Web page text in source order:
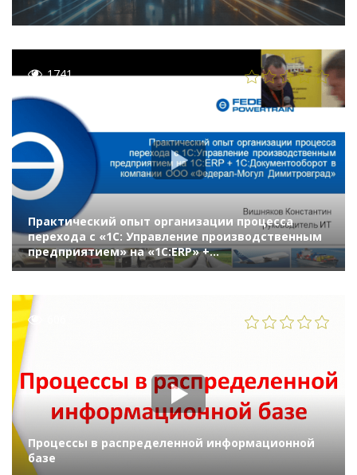
1741
Практический опыт организации процесса
перехода с «1С: Управление производственным
предприятием» на «1С:ERP» +
«1С:Документооборот» в компании «Федерал-
Процессы в распределенной информационной
базе